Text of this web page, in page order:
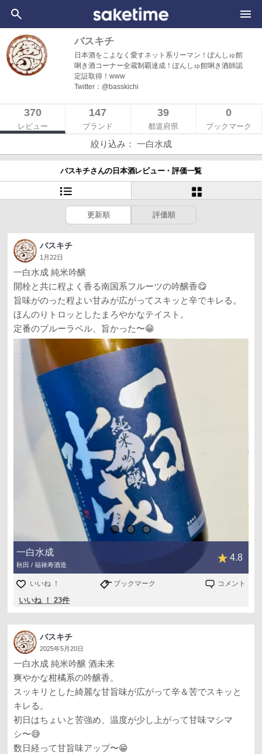
バスキチ
日本酒をこよなく愛すネット系リーマン！ぽんしゅ館
唎き酒コーナー全蔵制覇達成！ぽんしゅ館唎き酒師認
定証取得！www
Twitter：@basskichi
370
レビュー
147
ブランド
39
都道府県
0
ブックマーク
絞り込み： 一白水成
バスキチさんの日本酒レビュー・評価一覧
更新順 評価順
バスキチ
1月22日
一白水成 純米吟醸
開栓と共に程よく香る南国系フルーツの吟醸香😋
旨味がのった程よい甘みが広がってスキッと辛でキレる。
ほんのりトロッとしたまろやかなテイスト。
定番のブルーラベル、旨かった〜😁
一白水成
秋田 / 福禄寿酒造
4.8
いいね ！ ブックマーク コメント
いいね ！ 23件
バスキチ
2025年5月20日
一白水成 純米吟醸 酒未来
爽やかな柑橘系の吟醸香。
スッキリとした綺麗な甘旨味が広がって辛＆苦でスキッと
キレる。
初日はちょいと苦強め、温度が少し上がって甘味マシマ
シ〜😅
数日経って甘旨味アップ〜😁